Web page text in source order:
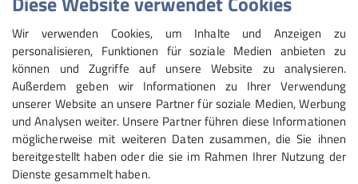
Wir verwenden Cookies, um Inhalte und Anzeigen zu
personalisieren, Funktionen für soziale Medien anbieten zu
können und Zugriffe auf unsere Website zu analysieren.
Außerdem geben wir Informationen zu Ihrer Verwendung
unserer Website an unsere Partner für soziale Medien, Werbung
und Analysen weiter. Unsere Partner führen diese Informationen
möglicherweise mit weiteren Daten zusammen, die Sie ihnen
bereitgestellt haben oder die sie im Rahmen Ihrer Nutzung der
Dienste gesammelt haben.